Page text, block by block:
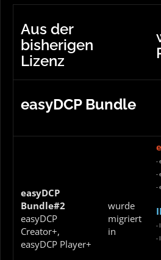
Aus der
bisherigen
Lizenz
easyDCP Bundle
easyDCP
Bundle#2
easyDCP
Creator+,
easyDCP Player+
wurde
migriert
in
-
-
-
-
-